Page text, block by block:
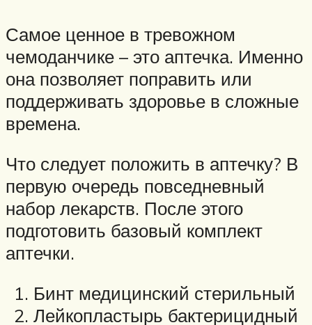
Самое ценное в тревожном
чемоданчике – это аптечка. Именно
она позволяет поправить или
поддерживать здоровье в сложные
времена.
Что следует положить в аптечку? В
первую очередь повседневный
набор лекарств. После этого
подготовить базовый комплект
аптечки.
Бинт медицинский стерильный
Лейкопластырь бактерицидный